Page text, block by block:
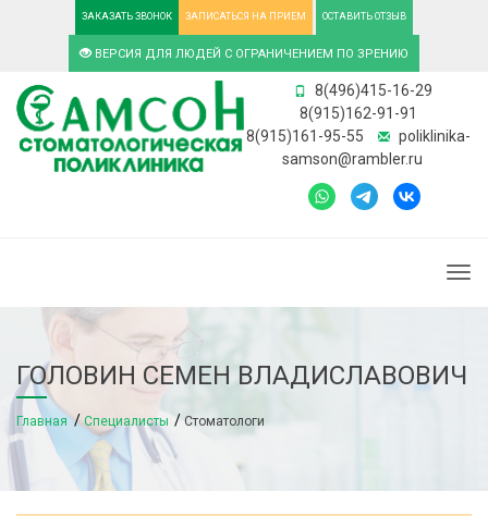
ЗАКАЗАТЬ ЗВОНОК ЗАПИСАТЬСЯ НА ПРИЕМ ОСТАВИТЬ ОТЗЫВ
ВЕРСИЯ ДЛЯ ЛЮДЕЙ С ОГРАНИЧЕНИЕМ ПО ЗРЕНИЮ
8(496)415-16-29
8(915)162-91-91
8(915)161-95-55
poliklinika-
samson@rambler.ru
ГОЛОВИН СЕМЕН ВЛАДИСЛАВОВИЧ
Главная Специалисты Стоматологи